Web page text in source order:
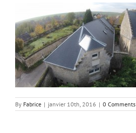
By Fabrice | janvier 10th, 2016 | 0 Comments